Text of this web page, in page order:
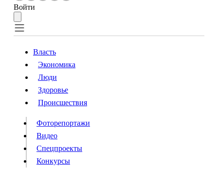
Войти
Власть
Происшествия
Видео
Конкурсы
Власть
Экономика
Люди
Здоровье
Происшествия
Фоторепортажи
Видео
Спецпроекты
Конкурсы